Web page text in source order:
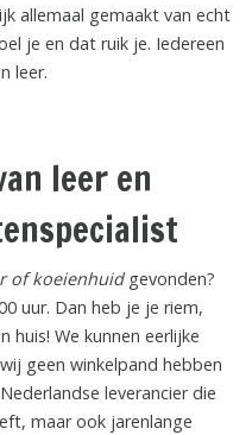
allemaal gemaakt van echt
je en dat ruik je. Iedereen
leer.
leer en
of koeienhuidgevonden?
uur. Dan heb je je riem,
huis! We kunnen eerlijke
geen winkelpand hebben
leverancier die
maar ook jarenlange